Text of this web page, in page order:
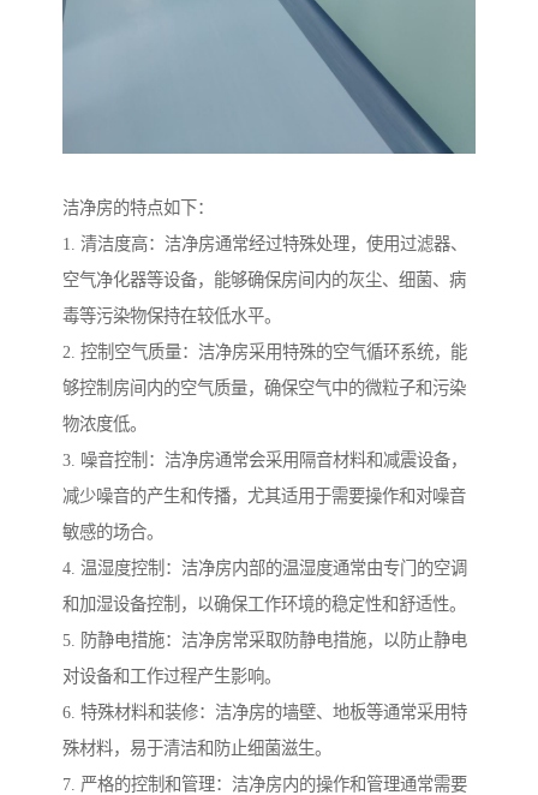
洁净房的特点如下：
1. 清洁度高：洁净房通常经过特殊处理，使用过滤器、
空气净化器等设备，能够确保房间内的灰尘、细菌、病
毒等污染物保持在较低水平。
2. 控制空气质量：洁净房采用特殊的空气循环系统，能
够控制房间内的空气质量，确保空气中的微粒子和污染
物浓度低。
3. 噪音控制：洁净房通常会采用隔音材料和减震设备，
减少噪音的产生和传播，尤其适用于需要操作和对噪音
敏感的场合。
4. 温湿度控制：洁净房内部的温湿度通常由专门的空调
和加湿设备控制，以确保工作环境的稳定性和舒适性。
5. 防静电措施：洁净房常采取防静电措施，以防止静电
对设备和工作过程产生影响。
6. 特殊材料和装修：洁净房的墙壁、地板等通常采用特
殊材料，易于清洁和防止细菌滋生。
7. 严格的控制和管理：洁净房内的操作和管理通常需要